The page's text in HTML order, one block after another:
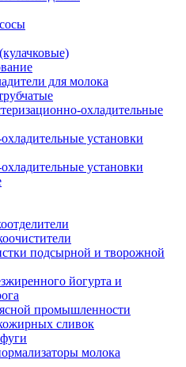
для молока
охладительные
установки
установки
подсырной и творожной
йогурта и
промышленности
сливок
молока